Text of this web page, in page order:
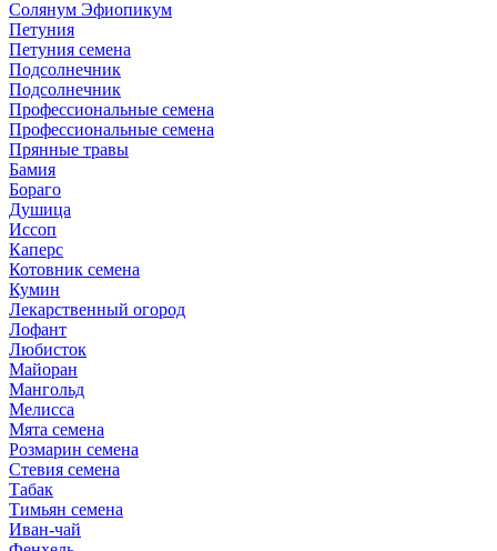
Солянум Эфиопикум
Петуния
Петуния семена
Подсолнечник
Подсолнечник
Профессиональные семена
Профессиональные семена
Прянные травы
Бамия
Бораго
Душица
Иссоп
Каперс
Котовник семена
Кумин
Лекарственный огород
Лофант
Любисток
Майоран
Мангольд
Мелисса
Мята семена
Розмарин семена
Стевия семена
Табак
Тимьян семена
Иван-чай